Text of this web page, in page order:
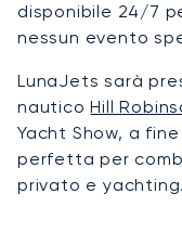
disponibile 24/7
nessun evento
LunaJets sarà
nauticoHill
Yacht Show, a
perfetta per
privato e